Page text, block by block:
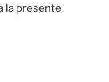
la presente